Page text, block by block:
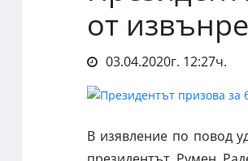
от
03.04.2020г. 12:27ч.
В изявление по повод